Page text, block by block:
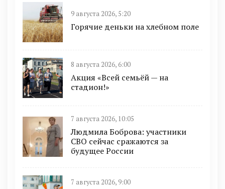
9 августа 2026, 5:20
Горячие деньки на хлебном поле
8 августа 2026, 6:00
Акция «Всей семьёй — на
стадион!»
7 августа 2026, 10:05
Людмила Боброва: участники
СВО сейчас сражаются за
будущее России
7 августа 2026, 9:00